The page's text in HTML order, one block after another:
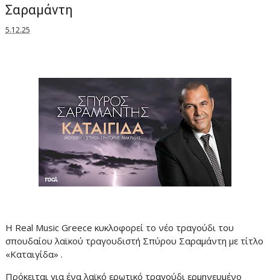
Σαραμάντη
5.12.25
Η Real Music Greece κυκλοφορεί το νέο τραγούδι του
σπουδαίου λαϊκού τραγουδιστή Σπύρου Σαραμάντη με τίτλο
«Καταιγίδα» .
Πρόκειται για ένα λαϊκό ερωτικό τραγούδι ερμηνευμένο